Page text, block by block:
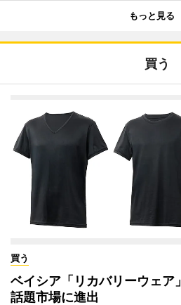
もっと見る
買う
買う
ベイシア「リカバリーウェ
話題市場に進出